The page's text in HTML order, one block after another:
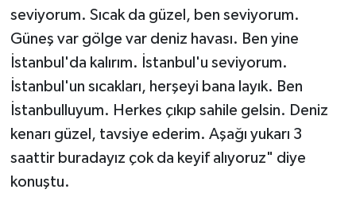
seviyorum. Sıcak da güzel, ben seviyorum.
Güneş var gölge var deniz havası. Ben yine
İstanbul'da kalırım. İstanbul'u seviyorum.
İstanbul'un sıcakları, herşeyi bana layık. Ben
İstanbulluyum. Herkes çıkıp sahile gelsin. Deniz
kenarı güzel, tavsiye ederim. Aşağı yukarı 3
saattir buradayız çok da keyif alıyoruz" diye
konuştu.